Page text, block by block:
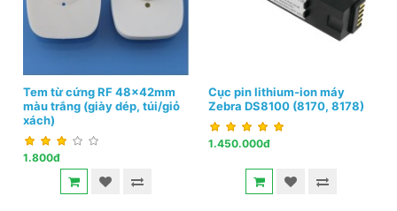
Tem từ cứng RF 48x42mm
màu trắng (giày dép, túi/giỏ
xách)
1.800đ
Cục pin lithium-ion máy
Zebra DS8100 (8170, 8178)
1.450.000đ